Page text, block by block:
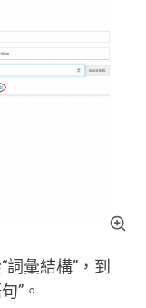
彙結構”，到
”。